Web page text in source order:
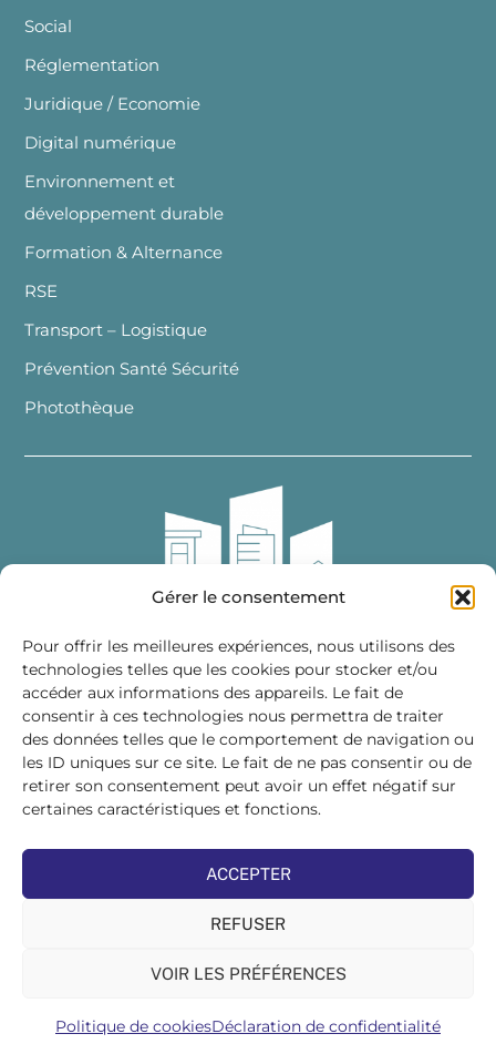
Gérer le consentement
Pour offrir les meilleures expériences, nous utilisons des
technologies telles que les cookies pour stocker et/ou
accéder aux informations des appareils. Le fait de
consentir à ces technologies nous permettra de traiter
des données telles que le comportement de navigation ou
les ID uniques sur ce site. Le fait de ne pas consentir ou de
retirer son consentement peut avoir un effet négatif sur
certaines caractéristiques et fonctions.
ACCEPTER
REFUSER
VOIR LES PRÉFÉRENCES
Politique de cookiesDéclaration de confidentialité
Social
Réglementation
Juridique / Economie
Digital numérique
Environnement et
développement durable
Formation & Alternance
RSE
Transport – Logistique
Prévention Santé Sécurité
Photothèque
Fédération des Distributeurs
de Matériaux de Construction
215 bis, boulevard Saint-Germain
75007 PARIS
Tél : 01 45 48 28 44
Suivez-nous sur les réseaux sociaux :